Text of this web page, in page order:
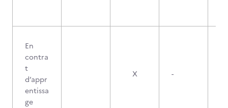
En
contra
t
d’appr
entissa
ge
X -